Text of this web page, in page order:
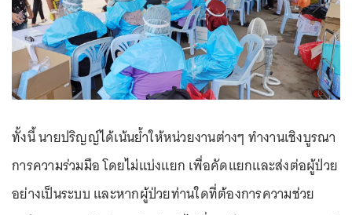
ทั้งนี้ นายปริญญ์ได้เน้นย้ำให้หน่วยงานต่างๆ ทำงานเชิงบูรณา
การความร่วมมือ โดยไม่แบ่งแยก เพื่อคัดแยกและส่งต่อผู้ป่วย
อย่างเป็นระบบ และหากผู้ป่วยท่านใดที่ต้องการความช่วย